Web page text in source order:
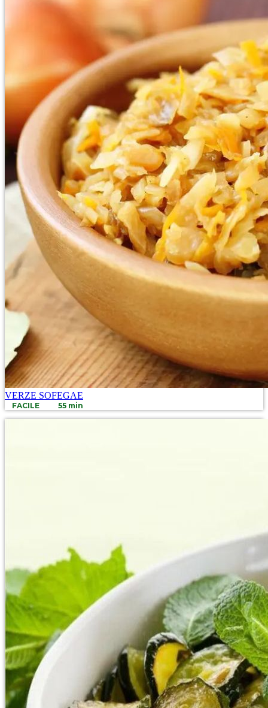
VERZE SOFEGAE
FACILE 55 min